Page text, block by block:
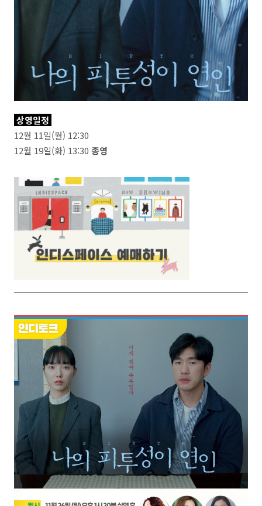
상영일정
12월 11일(월) 12:30
12월 19일(화) 13:30 종영